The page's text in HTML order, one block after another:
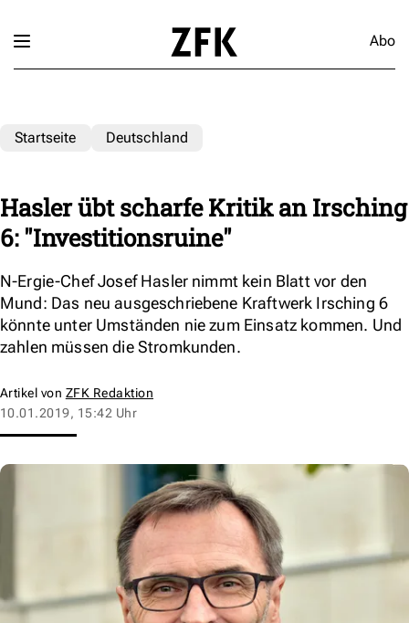
Abo
Startseite Deutschland
Hasler übt scharfe Kritik an Irsching
6: "Investitionsruine"
N-Ergie-Chef Josef Hasler nimmt kein Blatt vor den
Mund: Das neu ausgeschriebene Kraftwerk Irsching 6
könnte unter Umständen nie zum Einsatz kommen. Und
zahlen müssen die Stromkunden.
Artikel von ZFK Redaktion
10.01.2019, 15:42 Uhr